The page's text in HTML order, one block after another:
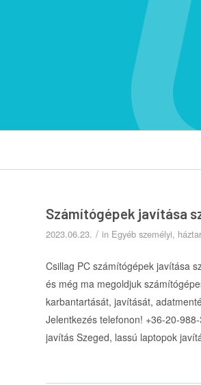
Számítógépek javítása
2023.06.23. / in Egyéb személyi,
Csillag PC számítógépek javítása
és még ma megoldjuk
karbantartását, javítását,
Jelentkezés telefonon! +36-20-
javítás Szeged, lassú laptopok